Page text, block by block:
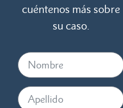
cuéntenos más sobre
su caso.